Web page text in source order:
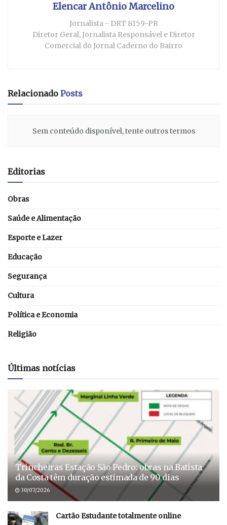
Elencar Antônio Marcelino
Jornalista - DRT 8159-PR
Diretor Geral, Jornalista Responsável e Diretor
Comercial do Jornal Caderno do Bairro
Relacionado Posts
Sem conteúdo disponível, tente outros termos
Editorias
Obras
Saúde e Alimentação
Esporte e Lazer
Educação
Segurança
Cultura
Política e Economia
Religião
Últimas notícias
Trincheiras Estação São Pedro: obras na Batista
da Costa têm duração estimada de 90 dias
30/07/2026
Cartão Estudante totalmente online